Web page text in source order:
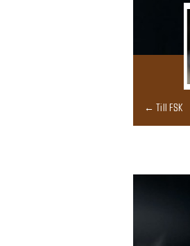
← Till FSK